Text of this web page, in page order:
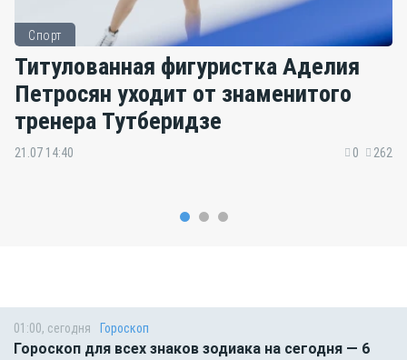
Спорт
Титулованная фигуристка Аделия
Петросян уходит от знаменитого
тренера Тутберидзе
21.07 14:40 0 262
01:00, сегодня Гороскоп
Гороскоп для всех знаков зодиака на сегодня — 6